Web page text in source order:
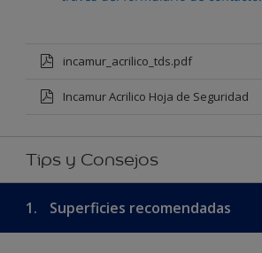
incamur_acrilico_tds.pdf
Incamur Acrilico Hoja de Seguridad
Tips y Consejos
1. Superficies recomendadas